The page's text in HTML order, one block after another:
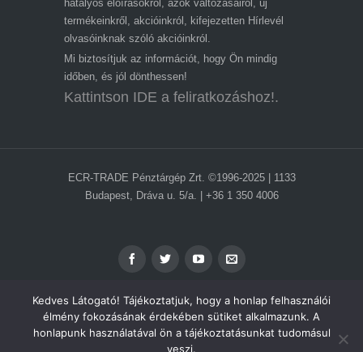
hatályos előírásokról, azok változásairól, új
termékeinkről, akcióinkról, kifejezetten Hírlevél
olvasóinknak szóló akcióinkról.
Mi biztosítjuk az információt, hogy Ön mindig
időben, és jól dönthessen!
Kattintson IDE a feliratkozáshoz!.
ECR-TRADE Pénztárgép Zrt. ©1996-2025 | 1133
Budapest, Dráva u. 5/a. | +36 1 350 4006
ADATVÉDELEM
Kedves Látogató! Tájékoztatjuk, hogy a honlap felhasználói
élmény fokozásának érdekében sütiket alkalmazunk. A
honlapunk használatával ön a tájékoztatásunkat tudomásul
veszi.